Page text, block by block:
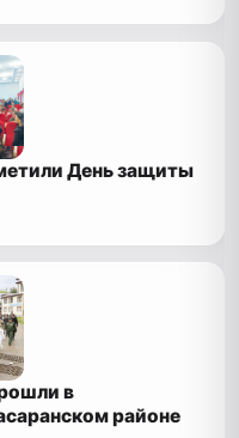
День защиты
в
районе